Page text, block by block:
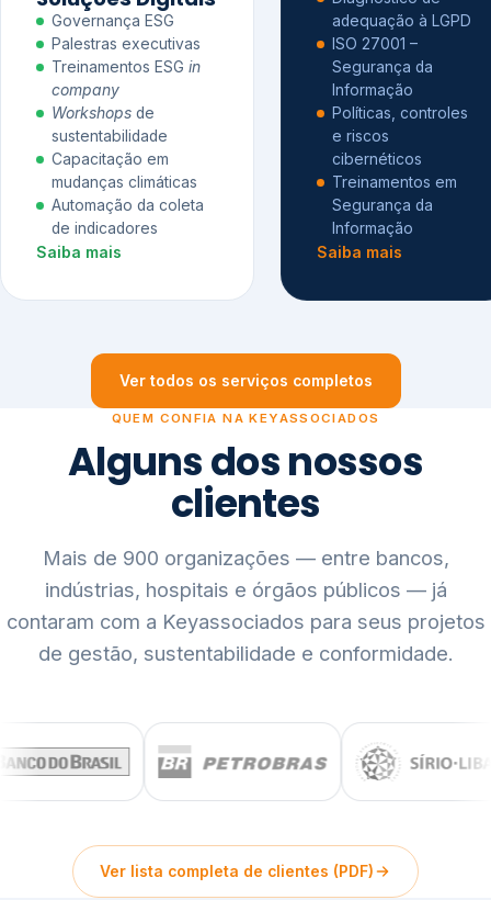
Governança ESG
Palestras executivas
Treinamentos ESG in
company
Workshops de
sustentabilidade
Capacitação em
mudanças climáticas
Automação da coleta
de indicadores
Saiba mais
adequação à LGPD
ISO 27001 –
Segurança da
Informação
Políticas, controles
e riscos
cibernéticos
Treinamentos em
Segurança da
Informação
Saiba mais
Ver todos os serviços completos
QUEM CONFIA NA KEYASSOCIADOS
Alguns dos nossos
clientes
Mais de 900 organizações — entre bancos,
indústrias, hospitais e órgãos públicos — já
contaram com a Keyassociados para seus projetos
de gestão, sustentabilidade e conformidade.
Ver lista completa de clientes (PDF)